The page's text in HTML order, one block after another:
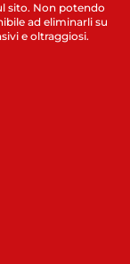
sito. Non potendo
ad eliminarli su
e oltraggiosi.